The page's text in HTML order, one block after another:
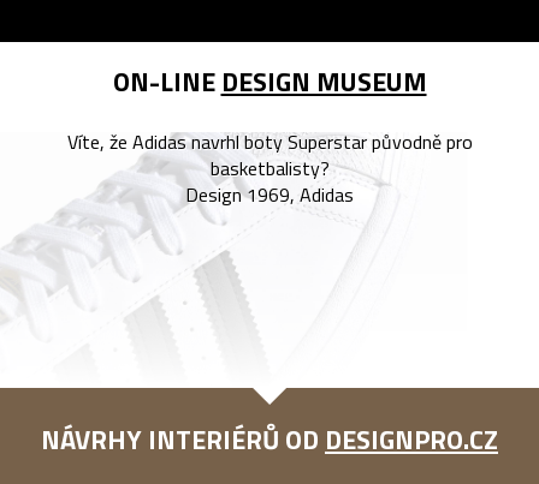
ON-LINE DESIGN MUSEUM
Víte, že Adidas navrhl boty Superstar původně pro
basketbalisty?
Design 1969, Adidas
NÁVRHY INTERIÉRŮ OD DESIGNPRO.CZ